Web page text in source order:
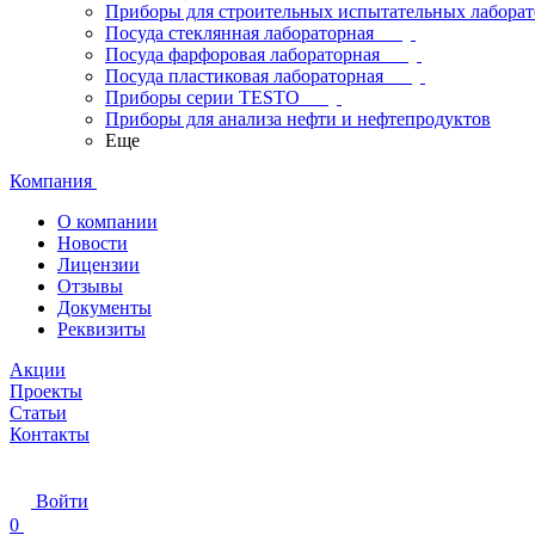
Приборы для строительных испытательных
Посуда стеклянная лабораторная
Посуда фарфоровая лабораторная
Посуда пластиковая лабораторная
Приборы серии TESTO
Приборы для анализа нефти и нефтепродуктов
Еще
Компания
О компании
Новости
Лицензии
Отзывы
Документы
Реквизиты
Акции
Проекты
Статьи
Контакты
Войти
0